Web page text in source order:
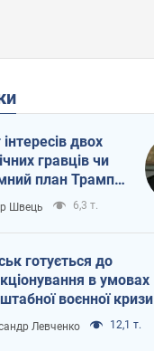
інтересів двох
гравців чи
план Трампа
Швець 6,3 т.
готується до
в умовах
воєнної кризи
Левченко 12,1 т.